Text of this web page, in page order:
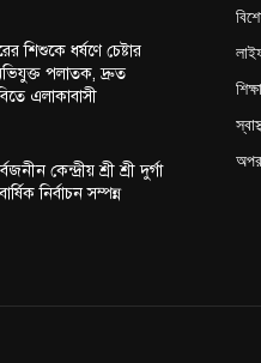
শিশুকে ধর্ষণে চেষ্টার
পলাতক, দ্রুত
এলাকাবাসী
কেন্দ্রীয় শ্রী শ্রী দুর্গা
নির্বাচন সম্পন্ন
শিক্ষা